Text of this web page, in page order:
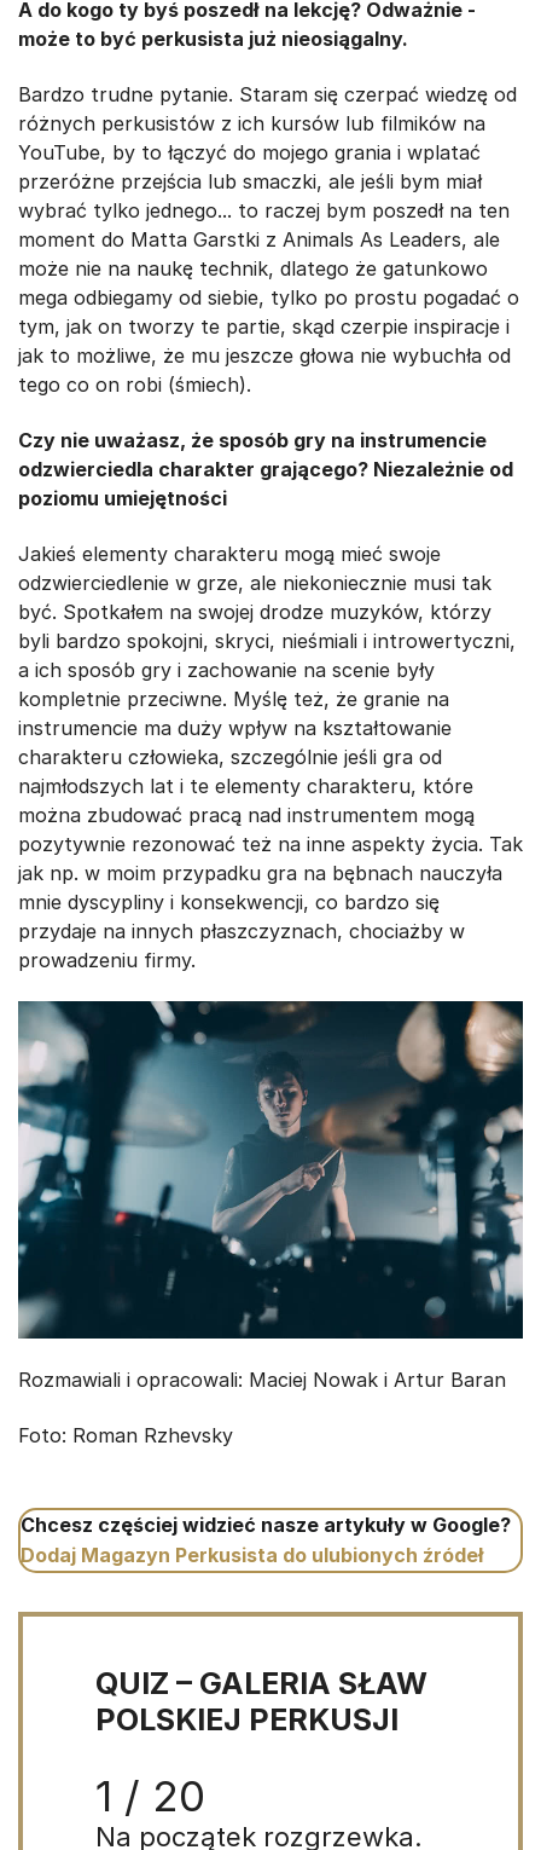
A do kogo ty byś poszedł na lekcję? Odważnie -
może to być perkusista już nieosiągalny.
Bardzo trudne pytanie. Staram się czerpać wiedzę od
różnych perkusistów z ich kursów lub filmików na
YouTube, by to łączyć do mojego grania i wplatać
przeróżne przejścia lub smaczki, ale jeśli bym miał
wybrać tylko jednego... to raczej bym poszedł na ten
moment do Matta Garstki z Animals As Leaders, ale
może nie na naukę technik, dlatego że gatunkowo
mega odbiegamy od siebie, tylko po prostu pogadać o
tym, jak on tworzy te partie, skąd czerpie inspiracje i
jak to możliwe, że mu jeszcze głowa nie wybuchła od
tego co on robi (śmiech).
Czy nie uważasz, że sposób gry na instrumencie
odzwierciedla charakter grającego? Niezależnie od
poziomu umiejętności
Jakieś elementy charakteru mogą mieć swoje
odzwierciedlenie w grze, ale niekoniecznie musi tak
być. Spotkałem na swojej drodze muzyków, którzy
byli bardzo spokojni, skryci, nieśmiali i introwertyczni,
a ich sposób gry i zachowanie na scenie były
kompletnie przeciwne. Myślę też, że granie na
instrumencie ma duży wpływ na kształtowanie
charakteru człowieka, szczególnie jeśli gra od
najmłodszych lat i te elementy charakteru, które
można zbudować pracą nad instrumentem mogą
pozytywnie rezonować też na inne aspekty życia. Tak
jak np. w moim przypadku gra na bębnach nauczyła
mnie dyscypliny i konsekwencji, co bardzo się
przydaje na innych płaszczyznach, chociażby w
prowadzeniu firmy.
Rozmawiali i opracowali: Maciej Nowak i Artur Baran
Foto: Roman Rzhevsky
Chcesz częściej widzieć nasze artykuły w Google?
Dodaj Magazyn Perkusista do ulubionych źródeł
QUIZ – GALERIA SŁAW
POLSKIEJ PERKUSJI
1 / 20
Na początek rozgrzewka.